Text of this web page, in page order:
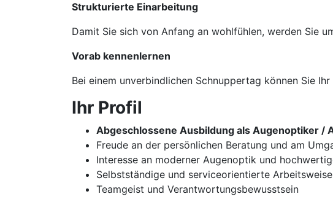
Strukturierte Einarbeitung
Damit Sie sich von Anfang an wohlfühlen, werden Sie
Vorab kennenlernen
Bei einem unverbindlichen Schnuppertag können Sie
Ihr Profil
Abgeschlossene Ausbildung als Augenoptiker /
Freude an der persönlichen Beratung und am
Interesse an moderner Augenoptik und
Selbstständige und serviceorientierte Arbeitsweise
Teamgeist und Verantwortungsbewusstsein